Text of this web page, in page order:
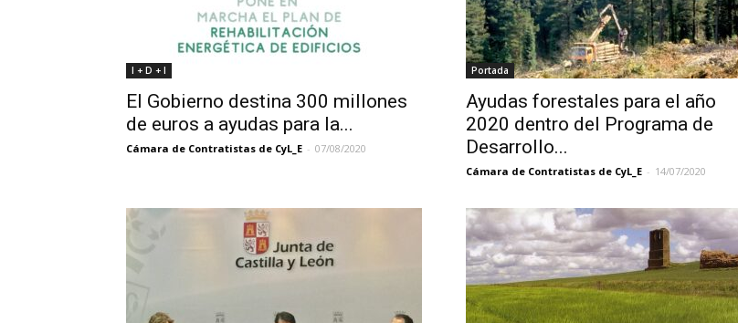
I + D + I
El Gobierno destina 300 millones
de euros a ayudas para la...
Cámara de Contratistas de CyL_E - 07/08/2020
Portada
Ayudas forestales para el año
2020 dentro del Programa de
Desarrollo...
Cámara de Contratistas de CyL_E - 14/07/2020